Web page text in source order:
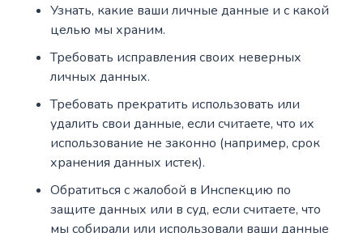
Узнать, какие ваши личные данные и с какой
целью мы храним.
Требовать исправления своих неверных
личных данных.
Требовать прекратить использовать или
удалить свои данные, если считаете, что их
использование не законно (например, срок
хранения данных истек).
Обратиться с жалобой в Инспекцию по
защите данных или в суд, если считаете, что
мы собирали или использовали ваши данные